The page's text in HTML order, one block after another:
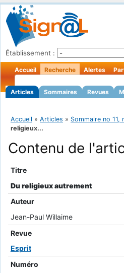
Établissement :
Accueil Recherche
Articles Sommaires Revues
Alertes
Accueil » Articles » Sommaire no 11,
religieux...
Contenu de
Titre
Du religieux autrement
Auteur
Jean-Paul Willaime
Revue
Esprit
Numéro